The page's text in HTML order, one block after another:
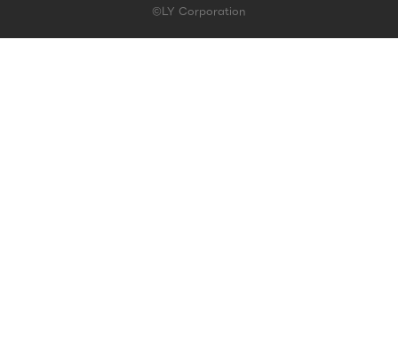
©LY Corporation
このコンテンツは掲載が終了しました | LINE占い